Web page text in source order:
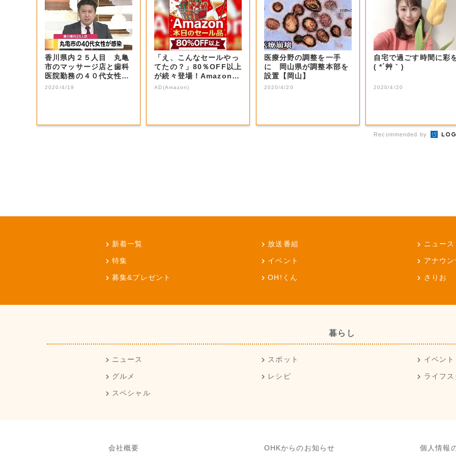
香川県内２５人目 丸亀
市のマッサージ店と歯科
医院勤務の４０代女性が
新型コロナ感染...
2020/4/19
「え、こんなセールやっ
てたの？」80％OFF以上
が続々登場！Amazonの
本気が...
AD(Amazon)
医療分野の調整を一手
に 岡山県が調整本部を
設置【岡山】
2020/4/20
自宅で過ごす時間に彩
( *´艸｀)
2020/4/20
Recommended by
新着一覧 放送番組 ニュース
特集 イベント アナウ
募集&プレゼント OH!くん さりお
暮らし
ニュース スポット イベント
グルメ レシピ ライフ
スペシャル
会社概要 OHKからのお知らせ 個人情報